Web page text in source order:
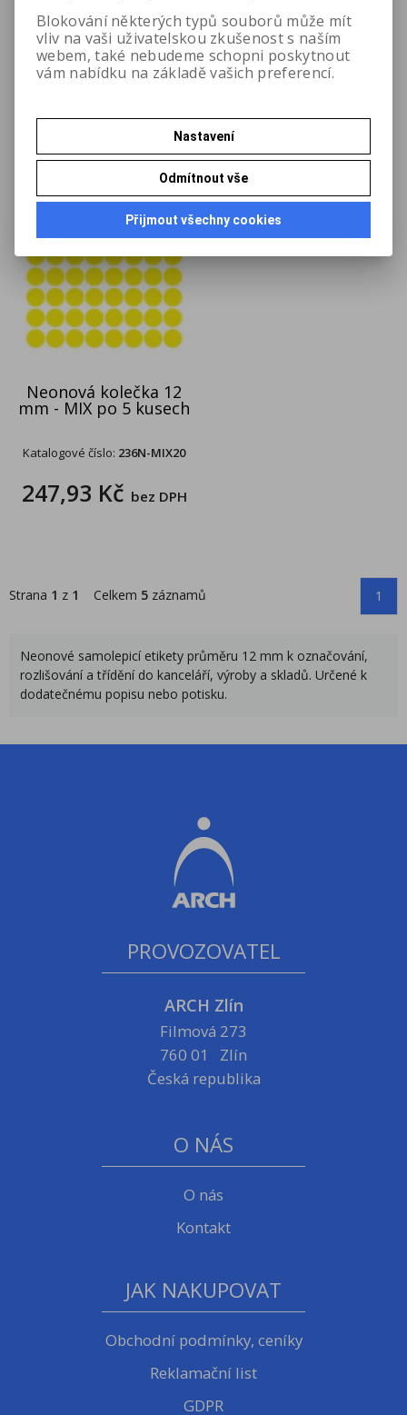
12,40 Kčbez DPH 12,40 Kčbez DPH
Neonová kolečka 12
mm - MIX po 5 kusech
Katalogové číslo: 236N-MIX20
247,93 Kč bez DPH
Strana 1 z 1 Celkem 5 záznamů 1
Neonové samolepicí etikety průměru 12 mm k označování,
rozlišování a třídění do kanceláří, výroby a skladů. Určené k
dodatečnému popisu nebo potisku.
PROVOZOVATEL
ARCH Zlín
Filmová 273
760 01 Zlín
Česká republika
O NÁS
O nás
Kontakt
JAK NAKUPOVAT
Obchodní podmínky, ceníky
Reklamační list
GDPR
Blokování některých typů souborů může mít
vliv na vaši uživatelskou zkušenost s naším
webem, také nebudeme schopni poskytnout
vám nabídku na základě vašich preferencí.
Nastavení
Odmítnout vše
Přijmout všechny cookies